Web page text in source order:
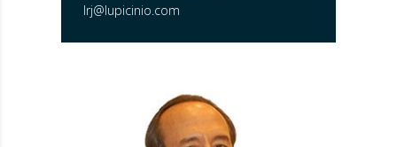
lrj@lupicinio.com